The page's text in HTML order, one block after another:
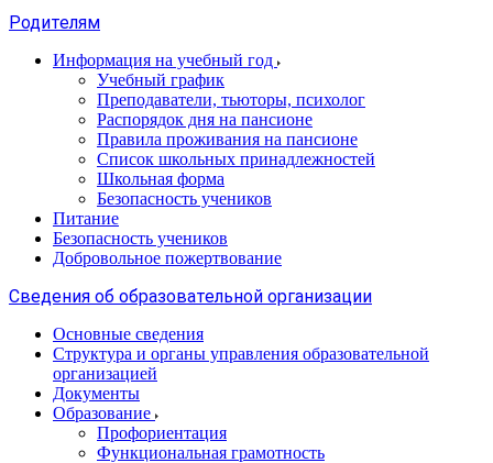
Родителям
Информация на учебный год
Учебный график
Преподаватели, тьюторы, психолог
Распорядок дня на пансионе
Правила проживания на пансионе
Список школьных принадлежностей
Школьная форма
Безопасность учеников
Питание
Безопасность учеников
Добровольное пожертвование
Сведения об образовательной организации
Основные сведения
Структура и органы управления образовательной
организацией
Документы
Образование
Профориентация
Функциональная грамотность